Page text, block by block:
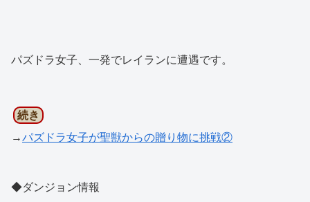
パズドラ女子、一発でレイランに遭遇です。
続き
→パズドラ女子が聖獣からの贈り物に挑戦②
◆ダンジョン情報